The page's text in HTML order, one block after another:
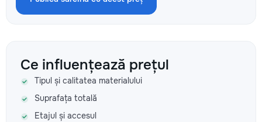
Ce influențează prețul
Tipul și calitatea materialului
Suprafața totală
Etajul și accesul